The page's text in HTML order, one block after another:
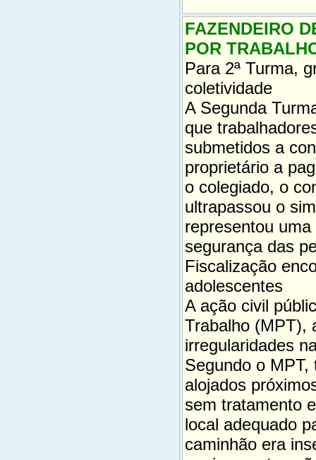
FAZENDEIRO
POR
Para 2ª Turma,
coletividade
A Segunda
que
submetidos a
proprietário a
o colegiado, o
ultrapassou o
representou
segurança das
Fiscalização
adolescentes
A ação civil
Trabalho (MPT),
irregularidades
Segundo o
alojados
sem tratamento
local adequado
caminhão era